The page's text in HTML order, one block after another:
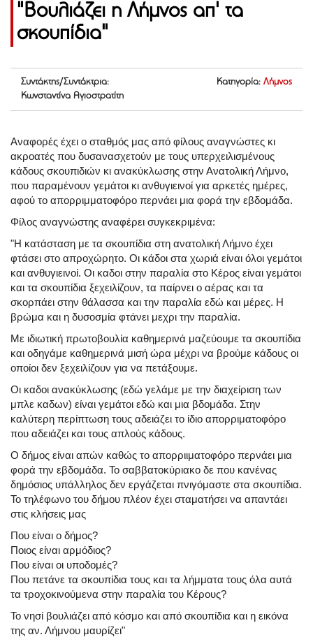
"Βουλιάζει η Λήμνος απ' τα
σκουπίδια"
Συντάκτης/Συντάκτρια:
Κωνσταντίνα Αγιοστρατίτη
Κατηγορία: Λήμνος
Αναφορές έχει ο σταθμός μας από φίλους αναγνώστες κι
ακροατές που δυσανασχετούν με τους υπερχειλισμένους
κάδους σκουπιδιών κι ανακύκλωσης στην Ανατολική Λήμνο,
που παραμένουν γεμάτοι κι ανθυγιεινοί για αρκετές ημέρες,
αφού το απορριμματοφόρο περνάει μια φορά την εβδομάδα.
Φίλος αναγνώστης αναφέρει συγκεκριμένα:
"Η κατάσταση με τα σκουπίδια στη ανατολική Λήμνο έχει
φτάσει στο απροχώρητο. Οι κάδοι στα χωριά είναι όλοι γεμάτοι
και ανθυγιεινοί. Οι καδοι στην παραλία στο Κέρος είναι γεμάτοι
και τα σκουπίδια ξεχειλίζουν, τα παίρνει ο αέρας και τα
σκορπάει στην θάλασσα και την παραλία εδώ και μέρες. Η
βρώμα και η δυσοσμία φτάνει μεχρι την παραλία.
Με ιδιωτική πρωτοβουλία καθημερινά μαζεύουμε τα σκουπίδια
και οδηγάμε καθημερινά μισή ώρα μέχρι να βρούμε κάδους οι
οποίοι δεν ξεχειλίζουν για να πετάξουμε.
Οι καδοι ανακύκλωσης (εδώ γελάμε με την διαχείριση των
μπλε καδων) είναι γεμάτοι εδώ και μια βδομάδα. Στην
καλύτερη περίπτωση τους αδειάζει το ίδιο απορριματοφόρο
που αδειάζει και τους απλούς κάδους.
Ο δήμος είναι απών καθώς το απορριιματοφόρο περνάει μια
φορά την εβδομάδα. Το σαββατοκύριακο δε που κανένας
δημόσιος υπάλληλος δεν εργάζεται πνιγόμαστε στα σκουπίδια.
Το τηλέφωνο του δήμου πλέον έχει σταματήσει να απαντάει
στις κλήσεις μας
Που είναι ο δήμος?
Ποιος είναι αρμόδιος?
Που είναι οι υποδομές?
Που πετάνε τα σκουπίδια τους και τα λήμματα τους όλα αυτά
τα τροχοκινούμενα στην παραλία του Κέρους?
Το νησί βουλιάζει από κόσμο και από σκουπίδια και η εικόνα
της αν. Λήμνου μαυρίζει"